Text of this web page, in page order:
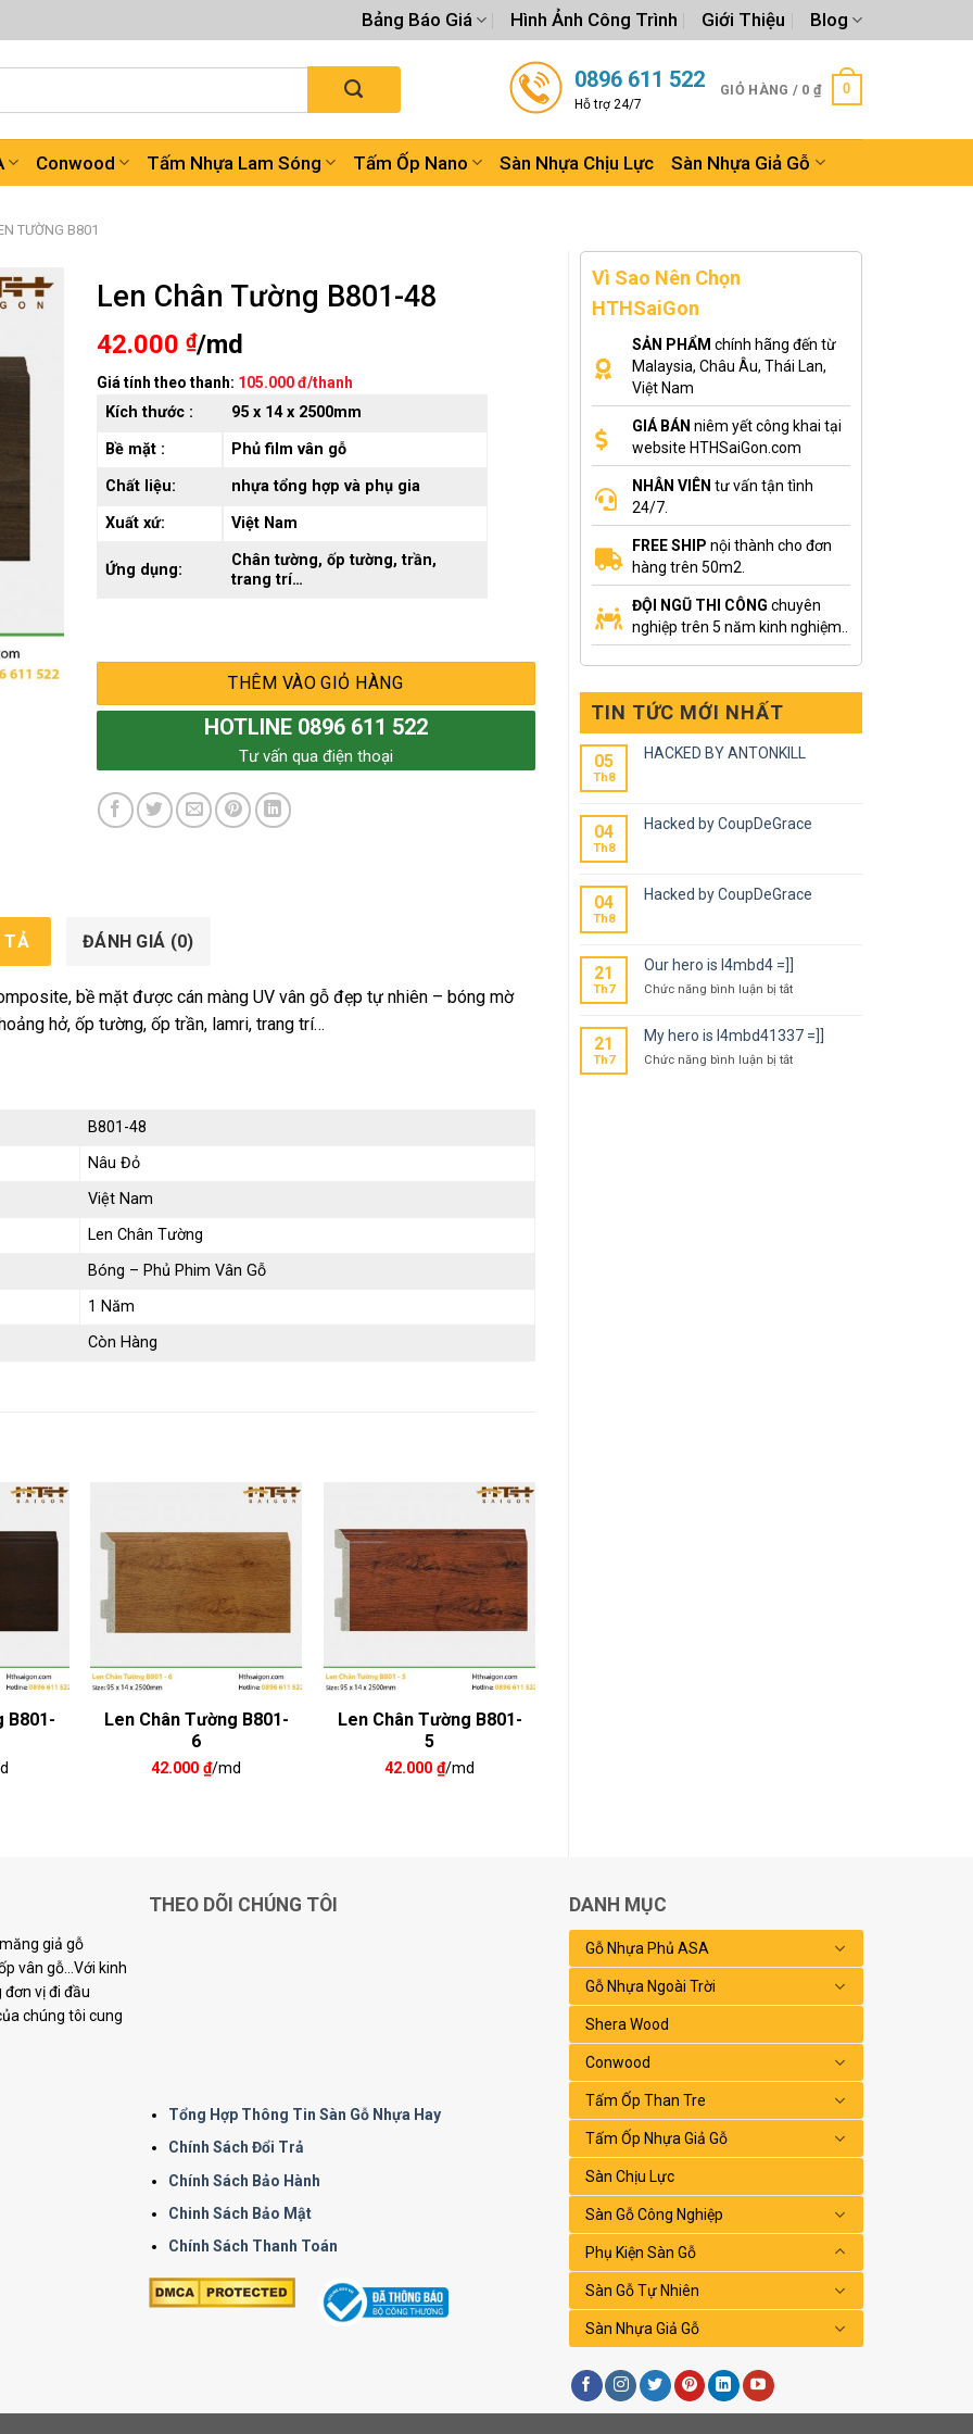
Bảng Báo Giá Hình Ảnh Công Trình Giới Thiệu Blog
0896 611 522
Hỗ trợ 24/7
GIỎ HÀNG / 0 ₫ 0
Conwood Tấm Nhựa Lam Sóng Tấm Ốp Nano Sàn Nhựa Chịu Lực Sàn Nhựa Giả Gỗ
TƯỜNG B801
Vì Sao Nên Chọn
HTHSaiGon
SẢN PHẨM chính hãng đến từ
Malaysia, Châu Âu, Thái Lan,
Việt Nam
GIÁ BÁN niêm yết công khai tại
website HTHSaiGon.com
NHÂN VIÊN tư vấn tận tình
24/7.
FREE SHIP nội thành cho đơn
hàng trên 50m2.
ĐỘI NGŨ THI CÔNG chuyên
nghiệp trên 5 năm kinh nghiệm..
TIN TỨC MỚI NHẤT
05
Th8
HACKED BY ANTONKILL
04
Th8
Hacked by CoupDeGrace
04
Th8
Hacked by CoupDeGrace
21
Th7
Our hero is l4mbd4 =]]
Chức năng bình luận bị tắtở
hero
is
l4mbd4
21
Th7
My hero is l4mbd41337 =]]
Chức năng bình luận bị tắtở
Len Chân Tường B801-48
42.000 ₫/md
Giá tính theo thanh: 105.000 đ/thanh
Kích thước :
95 x 14 x 2500mm
Bề mặt :
Phủ film vân gỗ
Chất liệu:
nhựa tổng hợp và phụ gia
Xuất xứ:
Việt Nam
Ứng dụng:
Chân tường, ốp tường, trần,
trang trí…
THÊM VÀO GIỎ HÀNG
HOTLINE 0896 611 522
Tư vấn qua điện thoại
TẢ ĐÁNH GIÁ (0)
bề mặt được cán màng UV vân gỗ đẹp tự nhiên – bóng mờ
hở, ốp tường, ốp trần, lamri, trang trí…
B801-48
Nâu Đỏ
Việt Nam
Len Chân Tường
Bóng – Phủ Phim Vân Gỗ
1 Năm
Còn Hàng
B801-
Len Chân Tường B801-
6
42.000₫/md
Len Chân Tường B801-
5
42.000₫/md
giả gỗ
vân gỗ...Với kinh
vị đi đầu
chúng tôi cung
THEO DÕI CHÚNG TÔI
Tổng Hợp Thông Tin Sàn Gỗ Nhựa Hay
Chính Sách Đổi Trả
Chính Sách Bảo Hành
Chinh Sách Bảo Mật
Chính Sách Thanh Toán
DANH MỤC
Gỗ Nhựa Phủ ASA
Gỗ Nhựa Ngoài Trời
Shera Wood
Conwood
Tấm Ốp Than Tre
Tấm Ốp Nhựa Giả Gỗ
Sàn Chịu Lực
Sàn Gỗ Công Nghiệp
Phụ Kiện Sàn Gỗ
Sàn Gỗ Tự Nhiên
Sàn Nhựa Giả Gỗ